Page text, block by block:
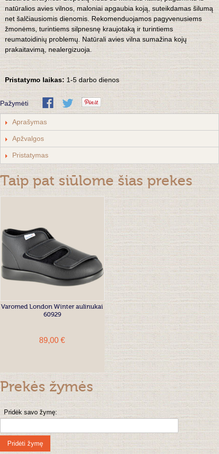
natūralios avies vilnos, maloniai apgaubia koją, suteikdamas šilumą
net šalčiausiomis dienomis. Rekomenduojamos pagyvenusiems
žmonėms, turintiems silpnesnę kraujotaką ir turintiems
reumatoidinių problemų. Natūrali avies vilna sumažina kojų
prakaitavimą, nealergizuoja.
Pristatymo laikas:1-5 darbo dienos
Pažymėti
Aprašymas
Apžvalgos
Pristatymas
Taip pat siūlome šias prekes
Varomed London Winter aulinukai
60929
89,00 €
Prekės žymės
Pridėk savo žymę:
Pridėti žymę